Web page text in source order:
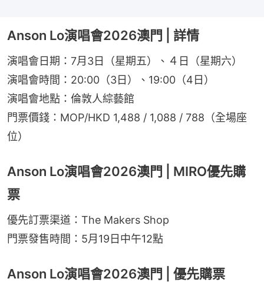
Anson Lo演唱會2026澳門 | 詳情
演唱會日期：7月3日（星期五）、４日（星期六）
演唱會時間：20:00（3日）、19:00（4日）
演唱會地點：倫敦人綜藝館
門票價錢：MOP/HKD 1,488 / 1,088 / 788（全場座
位）
Anson Lo演唱會2026澳門 | MIRO優先購
票
優先訂票渠道：The Makers Shop
門票發售時間：5月19日中午12點
Anson Lo演唱會2026澳門 | 優先購票